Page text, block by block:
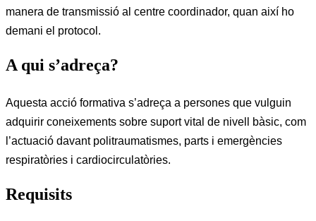
manera de transmissió al centre coordinador, quan així ho
demani el protocol.
A qui s’adreça?
Aquesta acció formativa s’adreça a persones que vulguin
adquirir coneixements sobre suport vital de nivell bàsic, com
l’actuació davant politraumatismes, parts i emergències
respiratòries i cardiocirculatòries.
Requisits